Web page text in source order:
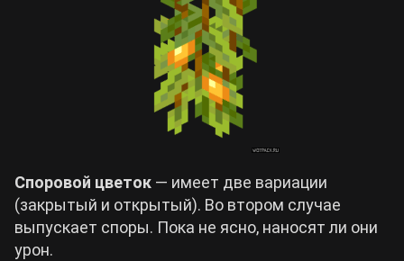
Споровой цветок — имеет две вариации
(закрытый и открытый). Во втором случае
выпускает споры. Пока не ясно, наносят ли они
урон.